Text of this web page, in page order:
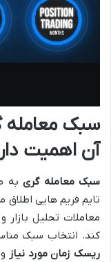
سبک معامله
آن اهمیت
سبک معامله گریبه
تایم فریم هایی اطلاق
معاملات تحلیل
کند. انتخاب سبک
ریسک زمان مورد نیاز